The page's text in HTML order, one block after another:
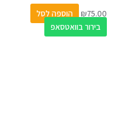
₪75.00
הוספה לסל
בירור בוואטסאפ